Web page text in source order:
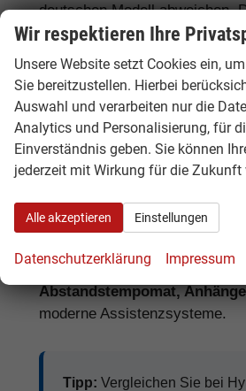
deutschen Modell abweichen.
sich ein genauer Vergleich.
für Sie auf wichtige Details wie
Hybridantrieb, Batteriegröße,
Assistenzsysteme, Lieferzeit,
Fahrzeugdokumente.
Häufig gefragte Ausstattungen
Scheinwerfer,
Rückfahrkamera, 360-Grad-
Navigationssystem,
Cockpit, Apple CarPlay,
Abstandstempomat,
moderne Assistenzsysteme.
Tipp: Vergleichen Sie bei
Wir respektieren Ihre
Unsere Website setzt Cookies ein,
Sie bereitzustellen. Hierbei
Auswahl und verarbeiten nur die
Analytics und Personalisierung, für
Einverständnis geben. Sie können
jederzeit mit Wirkung für die Zukunft
Alle akzeptieren Einstellungen
Datenschutzerklärung Impressum